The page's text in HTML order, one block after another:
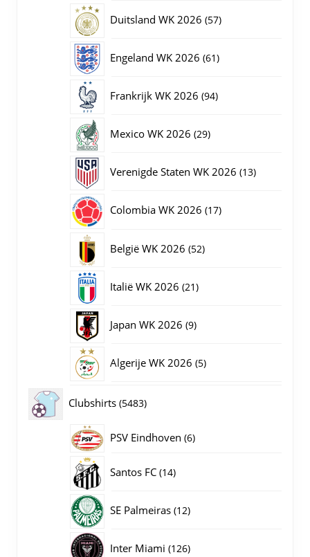
Duitsland WK 2026 5757
Engeland WK 2026 6161
Frankrijk WK 2026 9494
Mexico WK 2026 2929
Verenigde Staten WK 2026 1313
Colombia WK 2026 1717
België WK 2026 5252
Italië WK 2026 2121
Japan WK 2026 99
Algerije WK 2026 55
Clubshirts 54835483
producten
PSV Eindhoven 66
Santos FC 1414
SE Palmeiras 1212
Inter Miami 126126